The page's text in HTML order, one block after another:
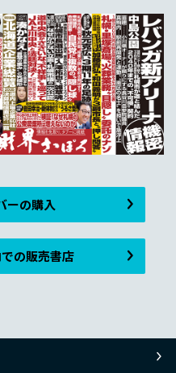
ーの購入
の販売書店